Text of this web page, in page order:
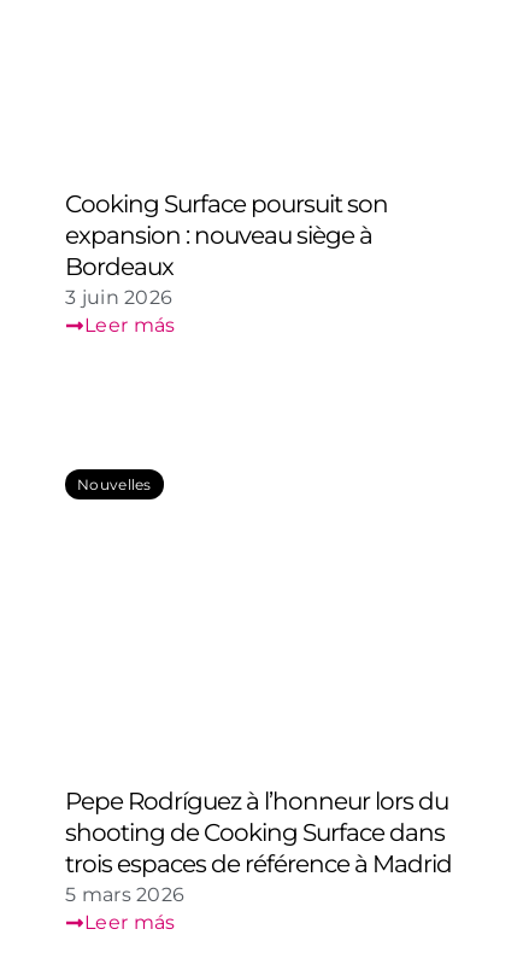
Cooking Surface poursuit son
expansion : nouveau siège à
Bordeaux
3 juin 2026
Leer más
Nouvelles
Pepe Rodríguez à l’honneur lors du
shooting de Cooking Surface dans
trois espaces de référence à Madrid
5 mars 2026
Leer más